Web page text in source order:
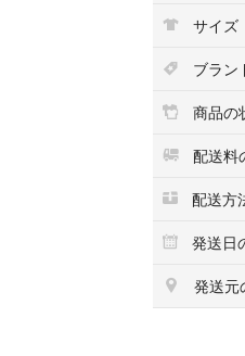
●熱に強く
●減塩した
く仕上がり
使い方
<下味付け
ぎょうざ・
漬物(10人
マリネ ⇒ 漬
魚介類の下
サイズ
ブラン
商品の
配送料
配送方
発送日
発送元